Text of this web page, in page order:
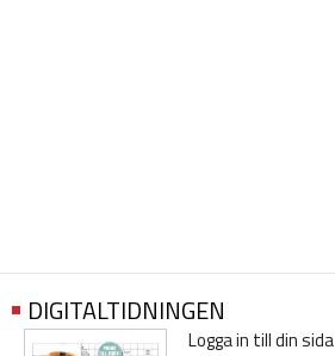
DIGITALTIDNINGEN
Logga in till din sida